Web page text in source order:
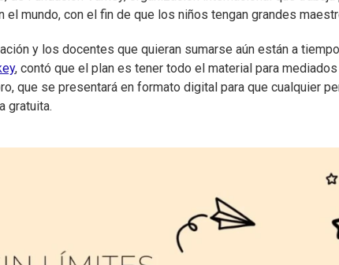
mundo, con el fin de que los niños tengan grandes
y los docentes que quieran sumarse aún están a
, contó que el plan es tener todo el material para
que se presentará en formato digital para que cualquier
gratuita.